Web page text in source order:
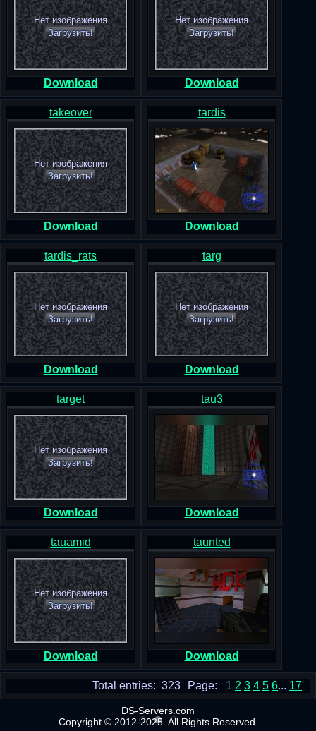
Нет изображения
Загрузить!
Download
Нет изображения
Загрузить!
Download
takeover
Нет изображения
Загрузить!
Download
tardis
Download
tardis_rats
Нет изображения
Загрузить!
Download
targ
Нет изображения
Загрузить!
Download
target
Нет изображения
Загрузить!
Download
tau3
Download
tauamid
Нет изображения
Загрузить!
Download
taunted
Download
Page: 1 2 3 4 5 6... 17
Total entries: 323
DS-Servers.com
Copyright © 2012-2025. All Rights Reserved.